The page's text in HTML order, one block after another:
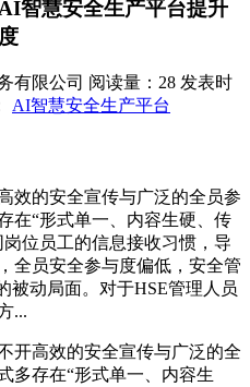
智慧安全生产平台提升
有限公司 阅读量：28 发表时
AI智慧安全生产平台
效的安全宣传与广泛的全员参
在“形式单一、内容生硬、传
位员工的信息接收习惯，导
全员安全参与度偏低，安全管
被动局面。对于HSE管理人员
...
开高效的安全宣传与广泛的全
多存在“形式单一、内容生